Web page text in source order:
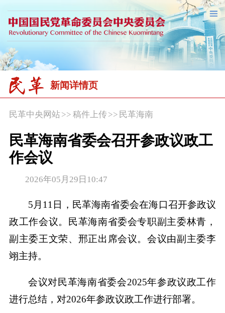
新闻详情页
民革中央网站>> 稿件上传 >> 民革海南
民革海南省委会召开参政议政工
作会议
2026年05月29日10:47
5月11日，民革海南省委会在海口召开参政议
政工作会议。民革海南省委会专职副主委林青，
副主委王文荣、邢正出席会议。会议由副主委李
翊主持。
会议对民革海南省委会2025年参政议政工作
进行总结，对2026年参政议政工作进行部署。